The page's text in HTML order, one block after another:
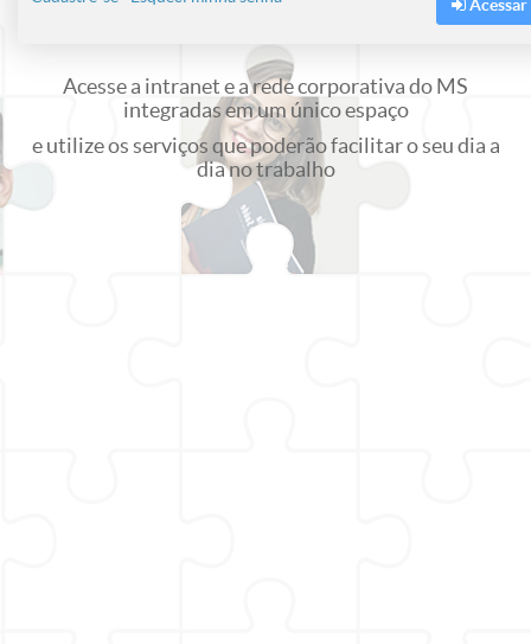
Acessar
Acesse a intranet e a rede corporativa do MS
integradas em um único espaço
e utilize os serviços que poderão facilitar o seu dia a
dia no trabalho